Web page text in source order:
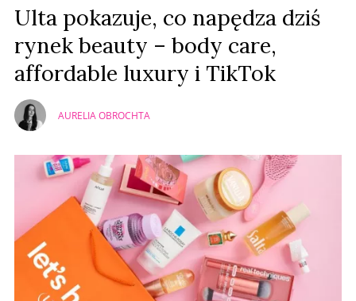
Ulta pokazuje, co napędza dziś
rynek beauty – body care,
affordable luxury i TikTok
AURELIA OBROCHTA